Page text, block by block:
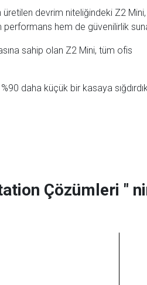
üretilen devrim niteliğindeki Z2
performans hem de güvenilirlik
sahip olan Z2 Mini, tüm ofis
daha küçük bir kasaya
Çözümleri "